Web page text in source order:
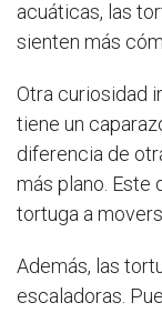
acuáticas, las
sienten más
Otra curiosidad
tiene un
diferencia de
más plano. Este
tortuga a
Además, las
escaladoras.